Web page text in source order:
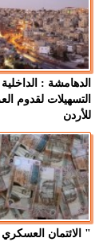
الدهامشة :
التسهيلات لقدوم
للأردن
" الائتمان